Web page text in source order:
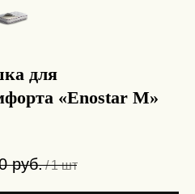
для
«Enostar M»
руб./1 шт